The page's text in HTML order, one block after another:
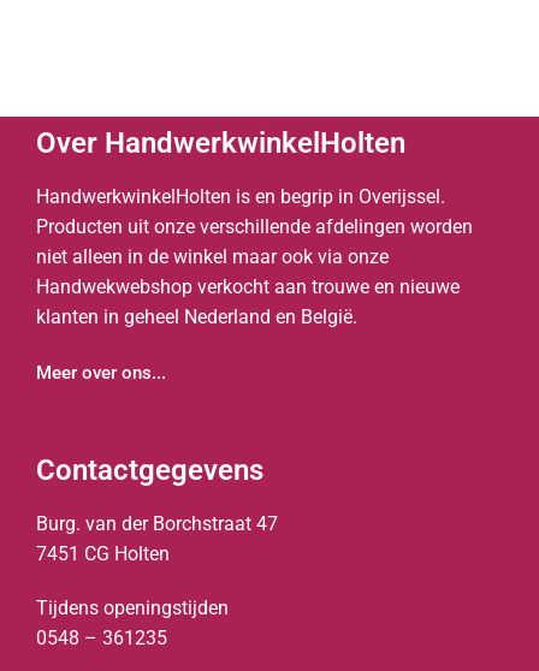
Over HandwerkwinkelHolten
HandwerkwinkelHolten is en begrip in Overijssel.
Producten uit onze verschillende afdelingen worden
niet alleen in de winkel maar ook via onze
Handwekwebshop verkocht aan trouwe en nieuwe
klanten in geheel Nederland en België.
Meer over ons...
Contactgegevens
Burg. van der Borchstraat 47
7451 CG Holten
Tijdens openingstijden
0548 – 361235